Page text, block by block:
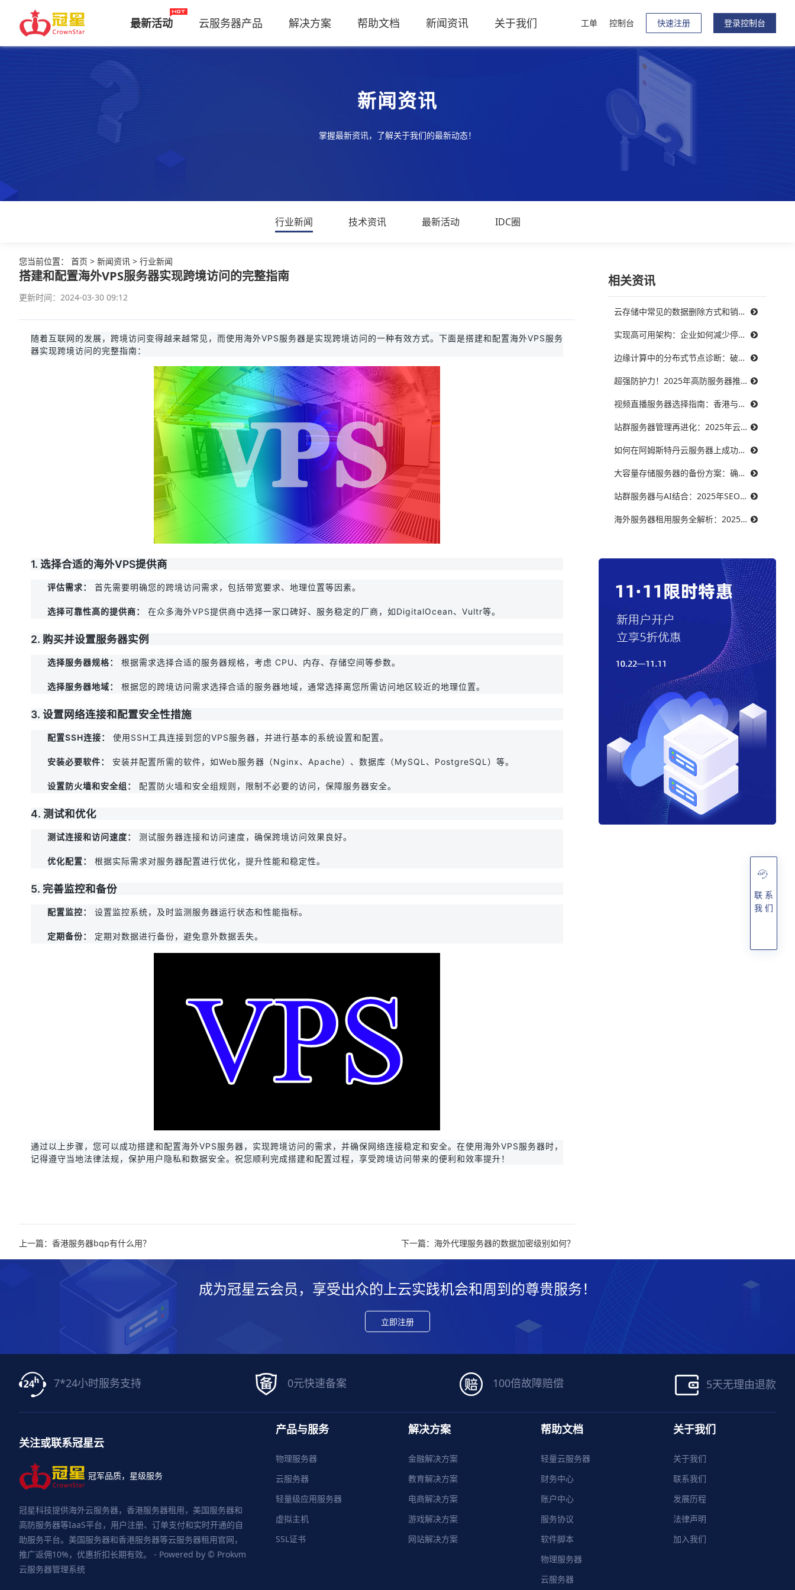
最新活动 云服务器产品 解决方案 帮助文档 新闻资讯 关于我们 工单 控制台 快速注册 登录控制台
新闻资讯
掌握最新资讯，了解关于我们的最新动态！
行业新闻 技术资讯 最新活动 IDC圈
您当前位置： 首页 > 新闻资讯 > 行业新闻
搭建和配置海外VPS服务器实现跨境访问的完整指南
更新时间：2024-03-30 09:12
随着互联网的发展，跨境访问变得越来越常见，而使用海外VPS服务器是实现跨境访问的一种有效方式。下面是搭建和配置海外VPS服务
器实现跨境访问的完整指南：
1. 选择合适的海外VPS提供商
评估需求： 首先需要明确您的跨境访问需求，包括带宽要求、地理位置等因素。
选择可靠性高的提供商： 在众多海外VPS提供商中选择一家口碑好、服务稳定的厂商，如DigitalOcean、Vultr等。
2. 购买并设置服务器实例
选择服务器规格： 根据需求选择合适的服务器规格，考虑 CPU、内存、存储空间等参数。
选择服务器地域： 根据您的跨境访问需求选择合适的服务器地域，通常选择离您所需访问地区较近的地理位置。
3. 设置网络连接和配置安全性措施
配置SSH连接： 使用SSH工具连接到您的VPS服务器，并进行基本的系统设置和配置。
安装必要软件： 安装并配置所需的软件，如Web服务器（Nginx、Apache）、数据库（MySQL、PostgreSQL）等。
设置防火墙和安全组： 配置防火墙和安全组规则，限制不必要的访问，保障服务器安全。
4. 测试和优化
测试连接和访问速度： 测试服务器连接和访问速度，确保跨境访问效果良好。
优化配置： 根据实际需求对服务器配置进行优化，提升性能和稳定性。
5. 完善监控和备份
配置监控： 设置监控系统，及时监测服务器运行状态和性能指标。
定期备份： 定期对数据进行备份，避免意外数据丢失。
通过以上步骤，您可以成功搭建和配置海外VPS服务器，实现跨境访问的需求，并确保网络连接稳定和安全。在使用海外VPS服务器时，
记得遵守当地法律法规，保护用户隐私和数据安全。祝您顺利完成搭建和配置过程，享受跨境访问带来的便利和效率提升！
上一篇：香港服务器bgp有什么用？ 下一篇：海外代理服务器的数据加密级别如何？
相关资讯
云存储中常见的数据删除方式和销毁策略
实现高可用架构：企业如何减少停机时间，提升业务连续性
边缘计算中的分布式节点诊断：破解三大难题，提升系统可靠性
超强防护力！2025年高防服务器推荐，保障你的在线服务不受威胁
视频直播服务器选择指南：香港与美国带宽对比，哪个更能满足需求？
站群服务器管理再进化：2025年云技术提升效率的最佳实践
如何在阿姆斯特丹云服务器上成功搭建智能制造系统？
大容量存储服务器的备份方案：确保数据安全无忧
站群服务器与AI结合：2025年SEO优化的未来趋势
海外服务器租用服务全解析：2025年十大优秀提供商推荐
成为冠星云会员，享受出众的上云实践机会和周到的尊贵服务！
立即注册
7*24小时服务支持 0元快速备案 100倍故障赔偿 5天无理由退款
关注或联系冠星云
冠军品质，星级服务
冠星科技提供海外云服务器，香港服务器租用，美国服务器和
高防服务器等IaaS平台，用户注册、订单支付和实时开通的自
助服务平台。美国服务器和香港服务器等云服务器租用官网，
推广返佣10%，优惠折扣长期有效。 - Powered by © Prokvm
云服务器管理系统
产品与服务
物理服务器
云服务器
轻量级应用服务器
虚拟主机
SSL证书
解决方案
金融解决方案
教育解决方案
电商解决方案
游戏解决方案
网站解决方案
帮助文档
轻量云服务器
财务中心
账户中心
服务协议
软件脚本
物理服务器
云服务器
关于我们
关于我们
联系我们
发展历程
法律声明
加入我们
联 系
我 们